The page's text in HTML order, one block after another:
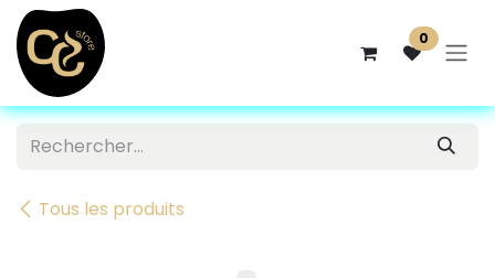
Se rendre au contenu
0
Tous les produits